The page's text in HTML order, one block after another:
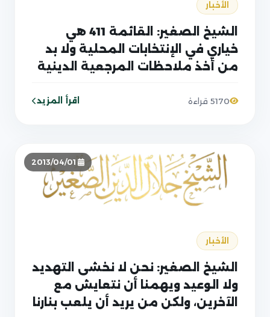
الأخبار
الشيخ الصغير: القائمة 411 هي
خياري في الإنتخابات المحلية ولا بد
من أخذ ملاحظات المرجعية الدينية
شديدة ولا بد من نصرتها إن أراد
5170 قراءة اقرأ المزيد
الأخبار
الشيخ الصغير: نحن لا نخشى التهديد
ولا الوعيد ويهمنا أن نتعايش مع
الآخرين، ولكن من يريد أن يلعب بنارنا